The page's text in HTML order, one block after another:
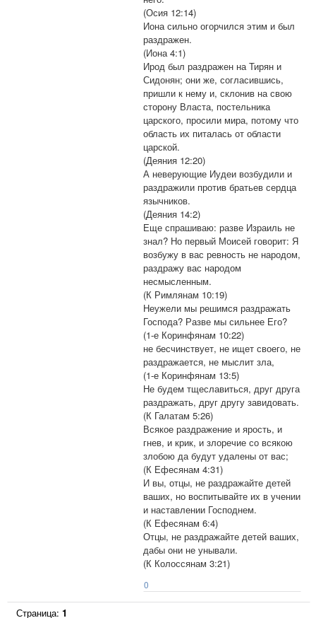
(Осия 12:14)
Иона сильно огорчился этим и был
раздражен.
(Иона 4:1)
Ирод был раздражен на Тирян и
Сидонян; они же, согласившись,
пришли к нему и, склонив на свою
сторону Власта, постельника
царского, просили мира, потому что
область их питалась от области
царской.
(Деяния 12:20)
А неверующие Иудеи возбудили и
раздражили против братьев сердца
язычников.
(Деяния 14:2)
Еще спрашиваю: разве Израиль не
знал? Но первый Моисей говорит: Я
возбужу в вас ревность не народом,
раздражу вас народом
несмысленным.
(К Римлянам 10:19)
Неужели мы решимся раздражать
Господа? Разве мы сильнее Его?
(1-е Коринфянам 10:22)
не бесчинствует, не ищет своего, не
раздражается, не мыслит зла,
(1-е Коринфянам 13:5)
Не будем тщеславиться, друг друга
раздражать, друг другу завидовать.
(К Галатам 5:26)
Всякое раздражение и ярость, и
гнев, и крик, и злоречие со всякою
злобою да будут удалены от вас;
(К Ефесянам 4:31)
И вы, отцы, не раздражайте детей
ваших, но воспитывайте их в учении
и наставлении Господнем.
(К Ефесянам 6:4)
Отцы, не раздражайте детей ваших,
дабы они не унывали.
(К Колоссянам 3:21)
0
Страница:1